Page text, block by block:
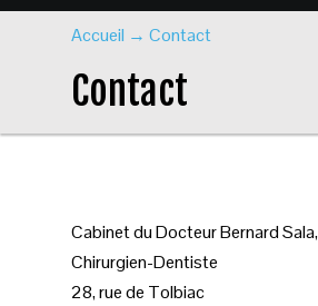
Accueil → Contact
Contact
Cabinet du Docteur Bernard Sala,
Chirurgien-Dentiste
28, rue de Tolbiac